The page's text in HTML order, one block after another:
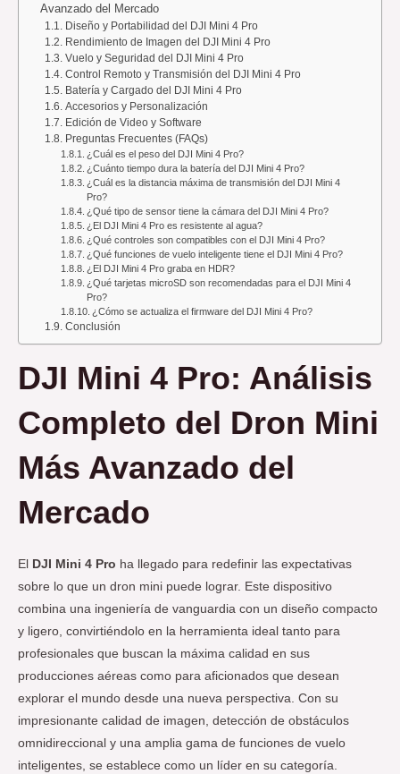
Avanzado del Mercado
Diseño y Portabilidad del DJI Mini 4 Pro
Rendimiento de Imagen del DJI Mini 4 Pro
Vuelo y Seguridad del DJI Mini 4 Pro
Control Remoto y Transmisión del DJI Mini 4 Pro
Batería y Cargado del DJI Mini 4 Pro
Accesorios y Personalización
Edición de Video y Software
Preguntas Frecuentes (FAQs)
¿Cuál es el peso del DJI Mini 4 Pro?
¿Cuánto tiempo dura la batería del DJI Mini 4 Pro?
¿Cuál es la distancia máxima de transmisión del DJI Mini 4
Pro?
¿Qué tipo de sensor tiene la cámara del DJI Mini 4 Pro?
¿El DJI Mini 4 Pro es resistente al agua?
¿Qué controles son compatibles con el DJI Mini 4 Pro?
¿Qué funciones de vuelo inteligente tiene el DJI Mini 4 Pro?
¿El DJI Mini 4 Pro graba en HDR?
¿Qué tarjetas microSD son recomendadas para el DJI Mini 4
Pro?
¿Cómo se actualiza el firmware del DJI Mini 4 Pro?
Conclusión
DJI Mini 4 Pro: Análisis
Completo del Dron Mini
Más Avanzado del
Mercado
El DJI Mini 4 Pro ha llegado para redefinir las expectativas
sobre lo que un dron mini puede lograr. Este dispositivo
combina una ingeniería de vanguardia con un diseño compacto
y ligero, convirtiéndolo en la herramienta ideal tanto para
profesionales que buscan la máxima calidad en sus
producciones aéreas como para aficionados que desean
explorar el mundo desde una nueva perspectiva. Con su
impresionante calidad de imagen, detección de obstáculos
omnidireccional y una amplia gama de funciones de vuelo
inteligentes, se establece como un líder en su categoría.